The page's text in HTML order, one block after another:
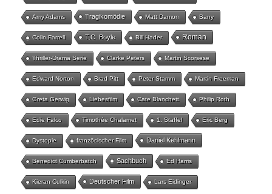
Amy Adams Tragikomödie Matt Damon Barry
Colin Farrell T.C. Boyle Bill Hader Roman
Thriller-Drama Serie Clarke Peters Martin Scorsese
Edward Norton Brad Pitt Peter Stamm Martin Freeman
Greta Gerwig Liebesfilm Cate Blanchett Philip Roth
Edie Falco Timothée Chalamet 1. Staffel Eric Berg
Dystopie französischer Film Daniel Kehlmann
Benedict Cumberbatch Sachbuch Ed Harris
Kieran Culkin Deutscher Film Lars Eidinger